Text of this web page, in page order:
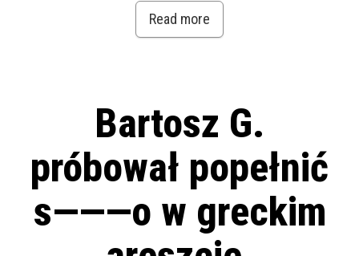
Read more
Bartosz G.
próbował popełnić
s———o w greckim